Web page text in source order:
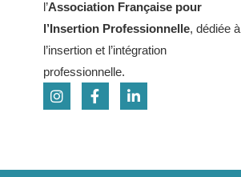
l’Association Française pour
l’Insertion Professionnelle, dédiée à
l’insertion et l’intégration
professionnelle.